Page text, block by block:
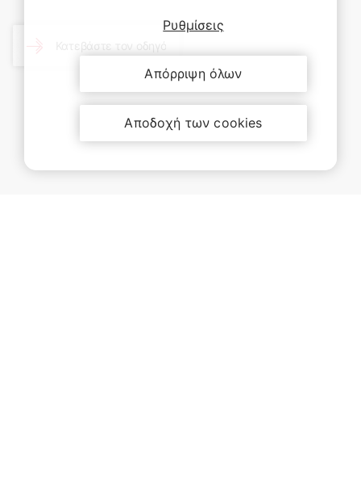
Κατεβάστε τον οδηγό
Ρυθμίσεις
Απόρριψη όλων
Αποδοχή των cookies